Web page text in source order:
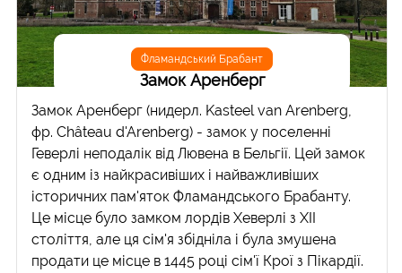
Фламандський Брабант
Замок Аренберг
Замок Аренберг (нидерл. Kasteel van Arenberg,
фр. Château d'Arenberg) - замок у поселенні
Геверлі неподалік від Лювена в Бельгії. Цей замок
є одним із найкрасивіших і найважливіших
історичних пам'яток Фламандського Брабанту.
Це місце було замком лордів Хеверлі з XII
століття, але ця сім'я збідніла і була змушена
продати це місце в 1445 році сім'ї Крої з Пікардії.